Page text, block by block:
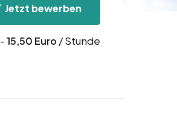
Jetzt bewerben
-15,50 Euro / Stunde